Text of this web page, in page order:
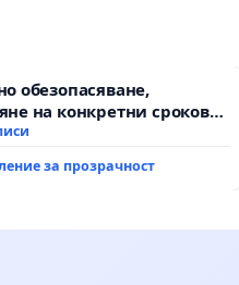
обезопасяване,
на конкретни срокове
на цялостна
път между пътен
за прозрачност